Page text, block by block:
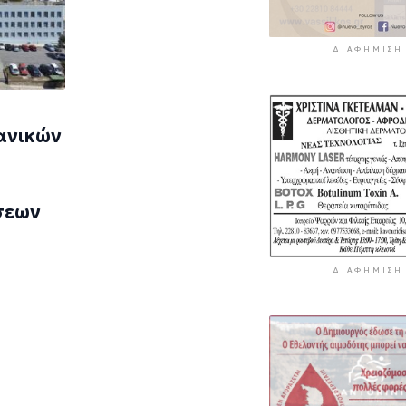
ΔΙΑΦΉΜΙΣΗ
ΔΙΑΦΉΜΙΣΗ